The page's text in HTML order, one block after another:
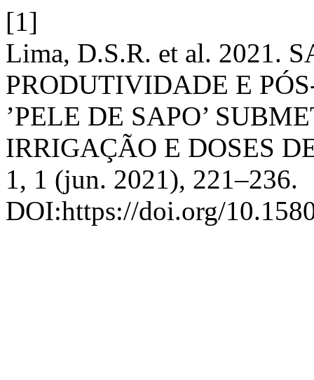
[1]
Lima, D.S.R. et al. 2021.
PRODUTIVIDADE E
’PELE DE SAPO’
IRRIGAÇÃO E DOSES
1, 1 (jun. 2021), 221–236.
DOI:https://doi.org/